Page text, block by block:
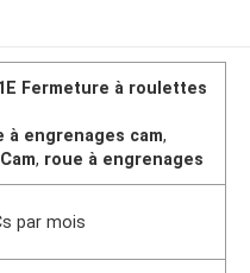
Fermeture à roulettes
à engrenages cam,
, roue à engrenages
par mois